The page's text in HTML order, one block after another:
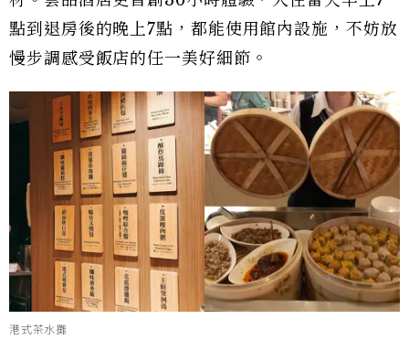
點到退房後的晚上7點，都能使用館內設施，不妨放
慢步調感受飯店的任一美好細節。
港式茶水攤